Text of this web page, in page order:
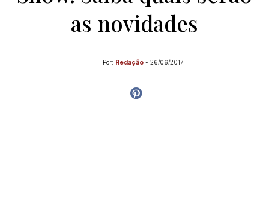
as novidades
Por: Redação - 26/06/2017